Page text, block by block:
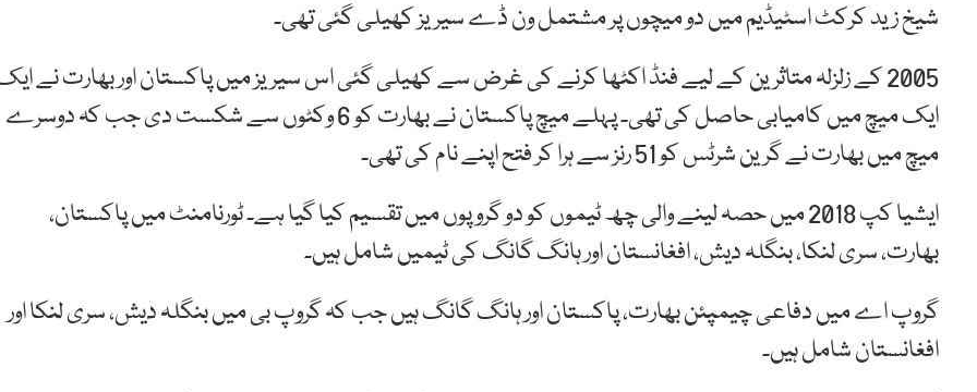
شیخ زید کرکٹ اسٹیڈیم میں دو میچوں پر مشتمل ون ڈے سیریز کھیلی گئی تھی۔
2005 کے زلزلہ متاثرین کے لیے فنڈ اکٹھا کرنے کی غرض سے کھیلی گئی اس سیریز میں پاکستان اور بھارت نے
ایک میچ میں کامیابی حاصل کی تھی۔ پہلے میچ پاکستان نے بھارت کو 6 وکٹوں سے شکست دی جب کہ دوسرے
میچ میں بھارت نے گرین شرٹس کو 51 رنز سے ہرا کر فتح اپنے نام کی تھی۔
ایشیا کپ 2018 میں حصہ لینے والی چھ ٹیموں کو دو گروپوں میں تقسیم کیا گیا ہے۔ ٹورنامنٹ میں پاکستان،
بھارت، سری لنکا، بنگلہ دیش، افغانستان اور ہانگ گانگ کی ٹیمیں شامل ہیں۔
گروپ اے میں دفاعی چیمپئن بھارت، پاکستان اور ہانگ گانگ ہیں جب کہ گروپ بی میں بنگلہ دیش، سری لنکا اور
افغانستان شامل ہیں۔